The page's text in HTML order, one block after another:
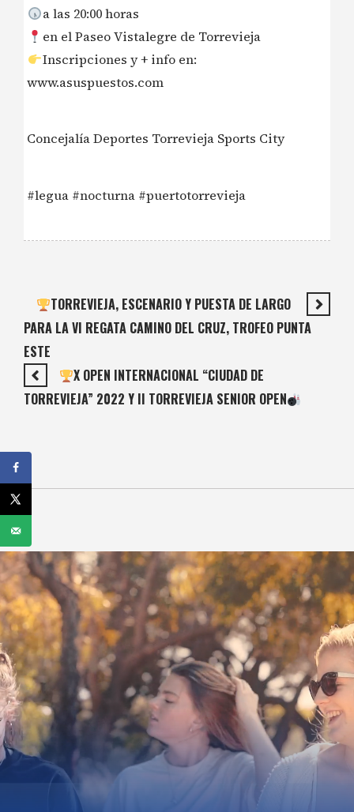
a las 20:00 horas
en el Paseo Vistalegre de Torrevieja
Inscripciones y + info en:
www.asuspuestos.com
Concejalía Deportes Torrevieja Sports City
#legua #nocturna #puertotorrevieja
TORREVIEJA, ESCENARIO Y PUESTA DE LARGO
PARA LA VI REGATA CAMINO DEL CRUZ, TROFEO PUNTA
ESTE
X OPEN INTERNACIONAL “CIUDAD DE
TORREVIEJA” 2022 Y II TORREVIEJA SENIOR OPEN